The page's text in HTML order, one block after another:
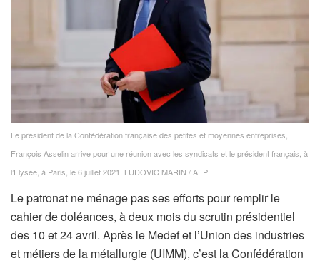
Le président de la Confédération française des petites et moyennes entreprises,
François Asselin arrive pour une réunion avec les syndicats et le président français, à
l’Elysée, à Paris, le 6 juillet 2021. LUDOVIC MARIN / AFP
Le patronat ne ménage pas ses efforts pour remplir le
cahier de doléances, à deux mois du scrutin présidentiel
des 10 et 24 avril. Après le Medef et l’Union des industries
et métiers de la métallurgie (UIMM), c’est la Confédération